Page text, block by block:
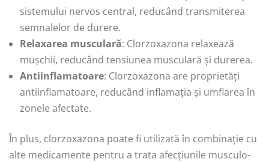
sistemului nervos central, reducând transmiterea
semnalelor de durere.
Relaxarea musculară: Clorzoxazona relaxează
mușchii, reducând tensiunea musculară și durerea.
Antiinflamatoare: Clorzoxazona are proprietăți
antiinflamatoare, reducând inflamația și umflarea în
zonele afectate.
În plus, clorzoxazona poate fi utilizată în combinație cu
alte medicamente pentru a trata afecțiunile musculo-